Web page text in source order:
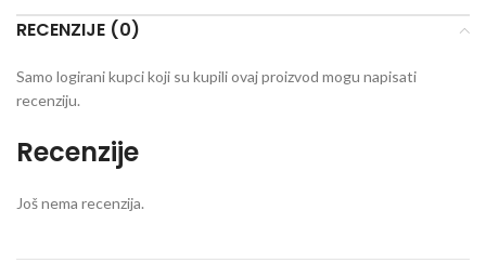
RECENZIJE (0)
Recenzije
Još nema recenzija.
Samo logirani kupci koji su kupili ovaj proizvod mogu napisati
recenziju.